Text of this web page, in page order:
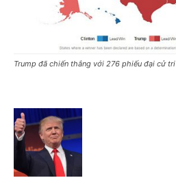
Trump đã chiến thắng với 276 phiếu đại cử tri